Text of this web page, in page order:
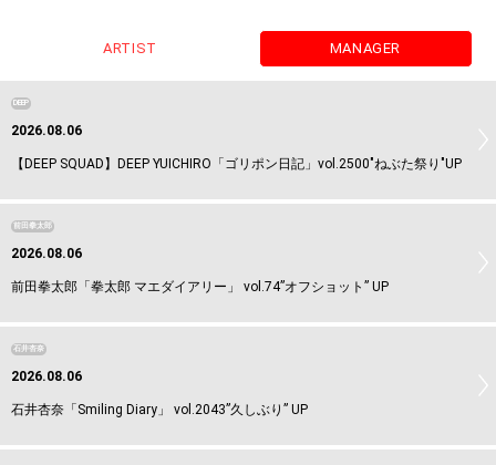
ARTIST MANAGER
DEEP
2026.08.06
【DEEP SQUAD】DEEP YUICHIRO「ゴリポン日記」vol.2500"ねぶた祭り"UP
前田拳太郎
2026.08.06
前田拳太郎「拳太郎 マエダイアリー」 vol.74”オフショット” UP
石井杏奈
2026.08.06
石井杏奈「Smiling Diary」 vol.2043”久しぶり” UP